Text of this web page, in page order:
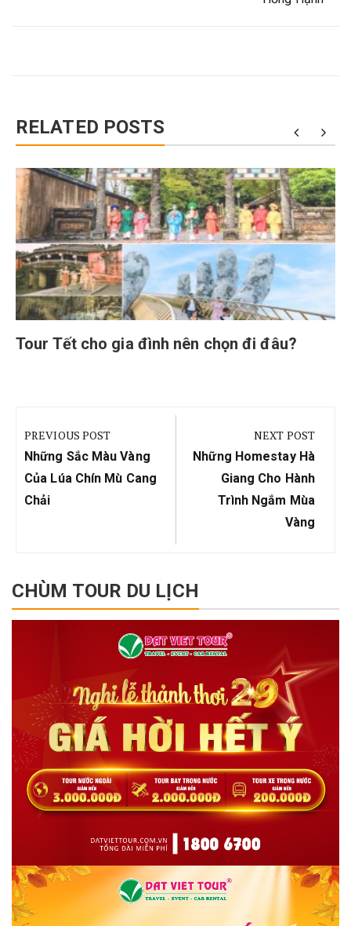
RELATED POSTS
Tour Tết cho gia đình nên chọn đi đâu?
hướng
bài
viết
PREVIOUS POST
Previous
Post:
Những Sắc Màu Vàng
Của Lúa Chín Mù Cang
Chải
NEXT POST
Next
Post:
Những Homestay Hà
Giang Cho Hành
Trình Ngắm Mùa
Vàng
CHÙM TOUR DU LỊCH